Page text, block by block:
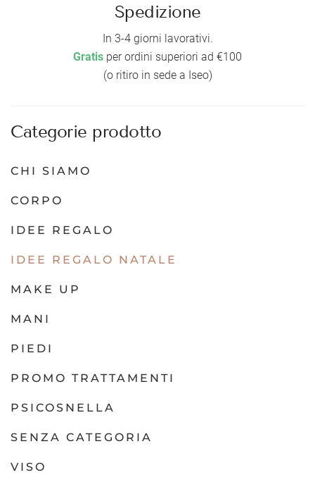
Spedizione
In 3-4 giorni lavorativi.
Gratis per ordini superiori ad €100
(o ritiro in sede a Iseo)
Categorie prodotto
CHI SIAMO
CORPO
IDEE REGALO
IDEE REGALO NATALE
MAKE UP
MANI
PIEDI
PROMO TRATTAMENTI
PSICOSNELLA
SENZA CATEGORIA
VISO